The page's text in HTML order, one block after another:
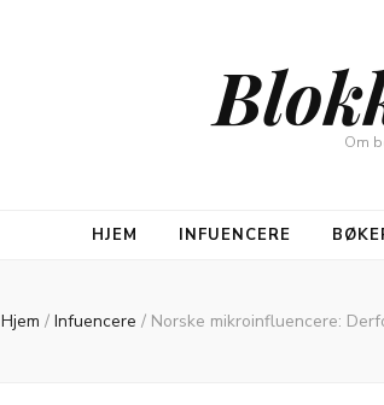
Om
HJEM INFUENCERE
Hjem / Infuencere / Norske mikroinfluencere: